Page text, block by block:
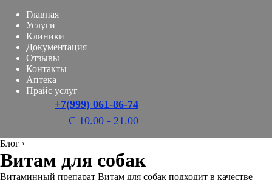
Главная
Услуги
Клиники
Документация
Отзывы
Контакты
Аптека
Прайс услуг
+7(999) 061-86-74
С 10.00 - 21.00
Блог ›
Витам для собак
Витаминный препарат Витам для собак подходит в качестве